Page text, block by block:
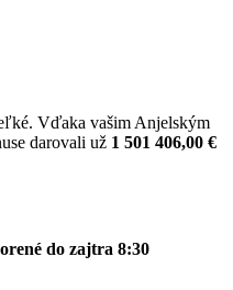
Vďaka vašim Anjelským
darovali už 1 501 406,00 €
do zajtra 8:30